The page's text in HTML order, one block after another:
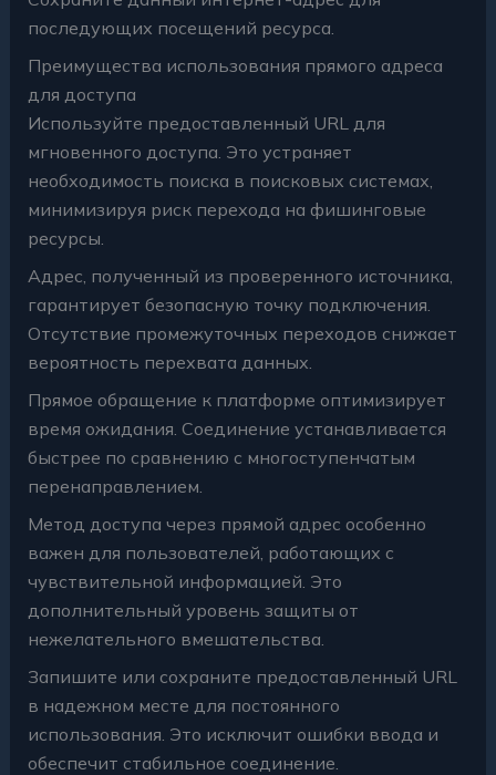
последующих посещений ресурса.
Преимущества использования прямого адреса
для доступа
Используйте предоставленный URL для
мгновенного доступа. Это устраняет
необходимость поиска в поисковых системах,
минимизируя риск перехода на фишинговые
ресурсы.
Адрес, полученный из проверенного источника,
гарантирует безопасную точку подключения.
Отсутствие промежуточных переходов снижает
вероятность перехвата данных.
Прямое обращение к платформе оптимизирует
время ожидания. Соединение устанавливается
быстрее по сравнению с многоступенчатым
перенаправлением.
Метод доступа через прямой адрес особенно
важен для пользователей, работающих с
чувствительной информацией. Это
дополнительный уровень защиты от
нежелательного вмешательства.
Запишите или сохраните предоставленный URL
в надежном месте для постоянного
использования. Это исключит ошибки ввода и
обеспечит стабильное соединение.